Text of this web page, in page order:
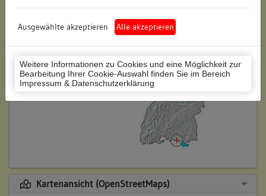
Ausgewählte akzeptieren Alle akzeptieren
Weitere Informationen zu Cookies und eine Möglichkeit zur
Bearbeitung Ihrer Cookie-Auswahl finden Sie im Bereich
Impressum & Datenschutzerklärung
Flurstücknummer: keine
Historischer Straßenname: keiner
Lage des Wohnplatzes:
Kartenansicht (OpenStreetMaps)